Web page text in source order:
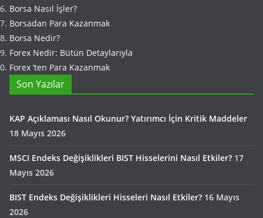
Borsa Nasıl İşler?
Borsadan Para Kazanmak
Borsa Nedir?
Forex Nedir: Bütün Detaylarıyla
Forex ‘ten Para Kazanmak
Son Yazılar
KAP Açıklaması Nasıl Okunur? Yatırımcı İçin Kritik Maddeler
18 Mayıs 2026
MSCI Endeks Değişiklikleri BIST Hisselerini Nasıl Etkiler? 17
Mayıs 2026
BIST Endeks Değişiklikleri Hisseleri Nasıl Etkiler? 16 Mayıs
2026